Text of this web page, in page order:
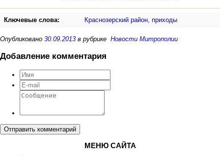
Ключевые слова: Краснозерский район, приходы
Опубликовано 30.09.2013 в рубрике Новости Митрополии
Добавление комментария
Отправить комментарий
МЕНЮ САЙТА